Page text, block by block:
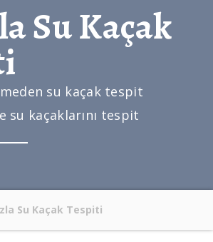
Su Kaçak
su kaçak tespit
su kaçaklarını tespit
Su Kaçak Tespiti